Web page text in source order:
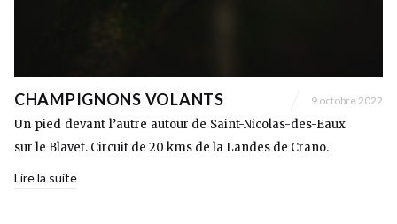
CHAMPIGNONS VOLANTS 9 octobre 2022
Un pied devant l’autre autour de Saint-Nicolas-des-Eaux
sur le Blavet. Circuit de 20 kms de la Landes de Crano.
Lire la suite